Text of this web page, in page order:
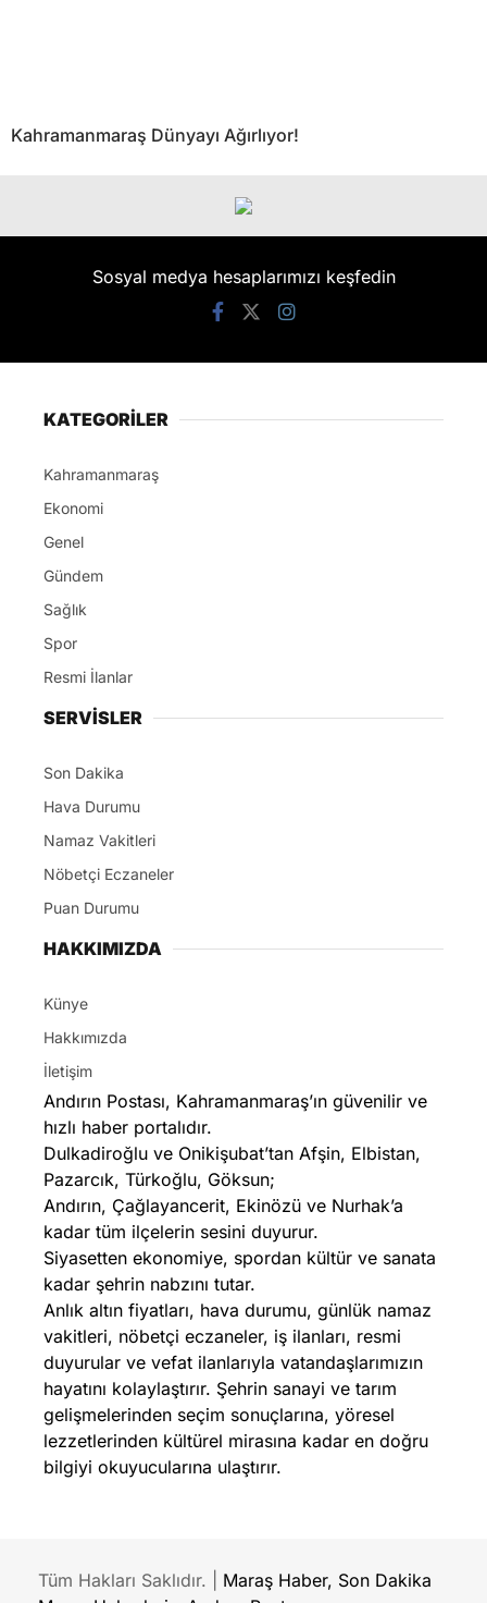
Kahramanmaraş Dünyayı Ağırlıyor!
Sosyal medya hesaplarımızı keşfedin
KATEGORİLER
Kahramanmaraş
Ekonomi
Genel
Gündem
Sağlık
Spor
Resmi İlanlar
SERVİSLER
Son Dakika
Hava Durumu
Namaz Vakitleri
Nöbetçi Eczaneler
Puan Durumu
HAKKIMIZDA
Künye
Hakkımızda
İletişim
Andırın Postası, Kahramanmaraş’ın güvenilir ve
hızlı haber portalıdır.
Dulkadiroğlu ve Onikişubat’tan Afşin, Elbistan,
Pazarcık, Türkoğlu, Göksun;
Andırın, Çağlayancerit, Ekinözü ve Nurhak’a
kadar tüm ilçelerin sesini duyurur.
Siyasetten ekonomiye, spordan kültür ve sanata
kadar şehrin nabzını tutar.
Anlık altın fiyatları, hava durumu, günlük namaz
vakitleri, nöbetçi eczaneler, iş ilanları, resmi
duyurular ve vefat ilanlarıyla vatandaşlarımızın
hayatını kolaylaştırır. Şehrin sanayi ve tarım
gelişmelerinden seçim sonuçlarına, yöresel
lezzetlerinden kültürel mirasına kadar en doğru
bilgiyi okuyucularına ulaştırır.
Tüm Hakları Saklıdır. | Maraş Haber, Son Dakika